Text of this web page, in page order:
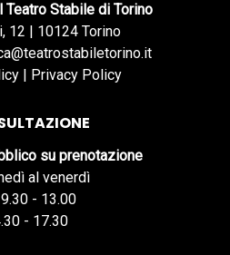
Teatro Stabile di Torino
12 | 10124 Torino
| Privacy Policy
su prenotazione
al venerdì
- 13.00
- 17.30